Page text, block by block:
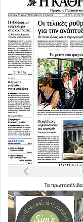
Τα πρωτοσέλιδα